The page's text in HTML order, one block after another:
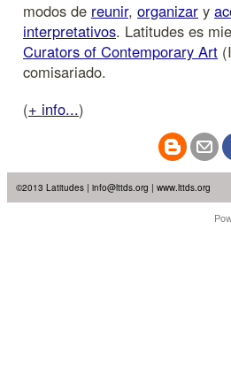
modos de reunir, organizar y
interpretativos. Latitudes es
Curators of Contemporary Art
comisariado.
(+ info...)
©2013 Latitudes | info@lttds.org | www.lttds.org